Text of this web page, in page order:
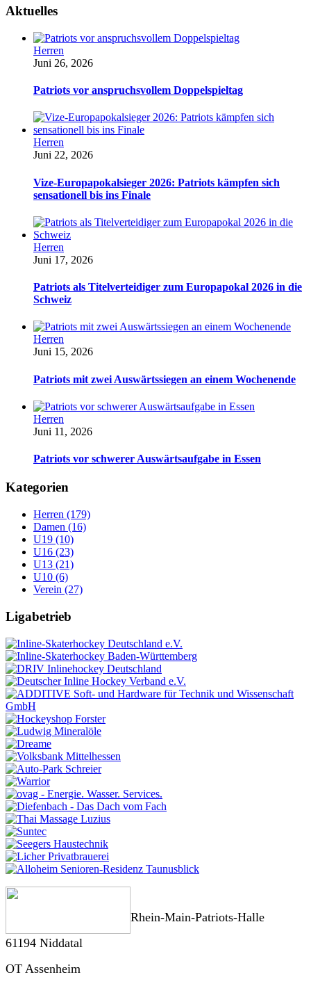
Aktuelles
Herren
Juni 26, 2026
Patriots vor anspruchsvollem Doppelspieltag
Herren
Juni 22, 2026
Vize-Europapokalsieger 2026: Patriots kämpfen sich
sensationell bis ins Finale
Herren
Juni 17, 2026
Patriots als Titelverteidiger zum Europapokal 2026 in die
Schweiz
Herren
Juni 15, 2026
Patriots mit zwei Auswärtssiegen an einem Wochenende
Herren
Juni 11, 2026
Patriots vor schwerer Auswärtsaufgabe in Essen
Kategorien
Herren (179)
Damen (16)
U19 (10)
U16 (23)
U13 (21)
U10 (6)
Verein (27)
Ligabetrieb
Rhein-Main-Patriots-Halle
61194 Niddatal
OT Assenheim